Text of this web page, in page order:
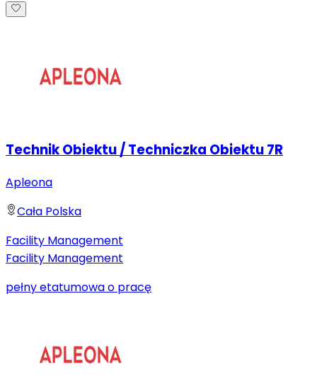
Technik Obiektu / Techniczka Obiektu 7R
Apleona
Cała Polska
Facility Management
Facility Management
pełny etatumowa o pracę